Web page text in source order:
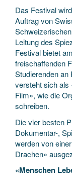
Das Festival
Auftrag von
Leitung des
Festival bietet
freischaffenden
Studierenden an
versteht sich als
Film», wie die
schreiben.
Die vier besten
Dokumentar-,
werden von
Drachen»
«Menschen